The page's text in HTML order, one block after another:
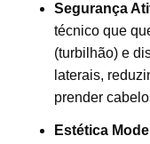
Segurança
técnico que
(turbilhão) e
laterais,
prender
Estética